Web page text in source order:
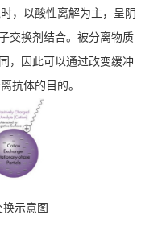
，以酸性离解为主，呈阴
交换剂结合。被分离物质
，因此可以通过改变缓冲
抗体的目的。
换示意图